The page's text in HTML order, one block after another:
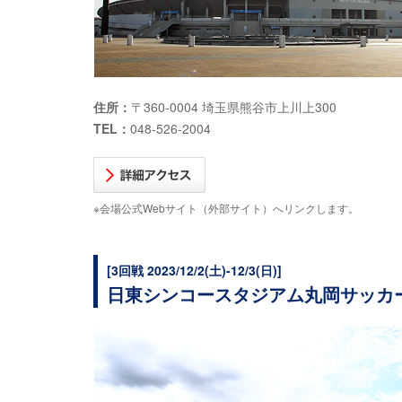
住所： 〒360-0004 埼玉県熊谷市上川上300
TEL： 048-526-2004
※会場公式Webサイト（外部サイト）へリンクします。
[3回戦 2023/12/2(土)-12/3(日)]
日東シンコースタジアム丸岡サッカ